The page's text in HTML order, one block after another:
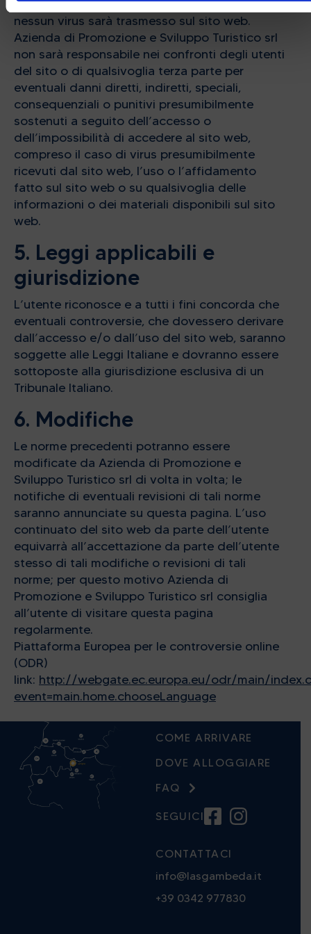
perdite di informazioni trasmesse, o che
nessun virus sarà trasmesso sul sito web.
Azienda di Promozione e Sviluppo Turistico srl
non sarà responsabile nei confronti degli utenti
del sito o di qualsivoglia terza parte per
eventuali danni diretti, indiretti, speciali,
consequenziali o punitivi presumibilmente
sostenuti a seguito dell’accesso o
dell’impossibilità di accedere al sito web,
compreso il caso di virus presumibilmente
ricevuti dal sito web, l’uso o l’affidamento
fatto sul sito web o su qualsivoglia delle
informazioni o dei materiali disponibili sul sito
web.
5. Leggi applicabili e
giurisdizione
L’utente riconosce e a tutti i fini concorda che
eventuali controversie, che dovessero derivare
dall’accesso e/o dall’uso del sito web, saranno
soggette alle Leggi Italiane e dovranno essere
sottoposte alla giurisdizione esclusiva di un
Tribunale Italiano.
6. Modifiche
Le norme precedenti potranno essere
modificate da Azienda di Promozione e
Sviluppo Turistico srl di volta in volta; le
notifiche di eventuali revisioni di tali norme
saranno annunciate su questa pagina. L’uso
continuato del sito web da parte dell’utente
equivarrà all’accettazione da parte dell’utente
stesso di tali modifiche o revisioni di tali
norme; per questo motivo Azienda di
Promozione e Sviluppo Turistico srl consiglia
all’utente di visitare questa pagina
regolarmente.
Piattaforma Europea per le controversie online
(ODR)
link: http://webgate.ec.europa.eu/odr/main/
event=main.home.chooseLanguage
COME ARRIVARE
DOVE ALLOGGIARE
FAQ
SEGUICI
CONTATTACI
info@lasgambeda.it
+39 0342 977830